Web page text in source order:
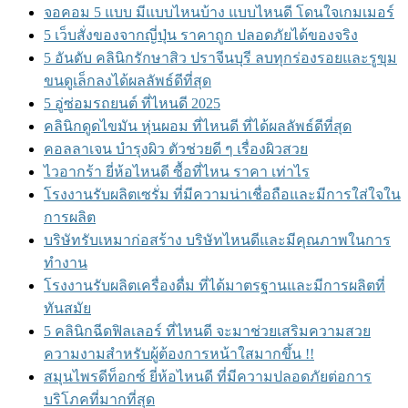
จอคอม 5 แบบ มีแบบไหนบ้าง แบบไหนดี โดนใจเกมเมอร์
5 เว็บสั่งของจากญี่ปุ่น ราคาถูก ปลอดภัยได้ของจริง
5 อันดับ คลินิกรักษาสิว ปราจีนบุรี ลบทุกร่องรอยและรูขุม
ขนดูเล็กลงได้ผลลัพธ์ดีที่สุด
5 อู่ซ่อมรถยนต์ ที่ไหนดี 2025
คลินิกดูดไขมัน หุ่นผอม ที่ไหนดี ที่ได้ผลลัพธ์ดีที่สุด
คอลลาเจน บำรุงผิว ตัวช่วยดี ๆ เรื่องผิวสวย
ไวอากร้า ยี่ห้อไหนดี ซื้อที่ไหน ราคา เท่าไร
โรงงานรับผลิตเซรั่ม ที่มีความน่าเชื่อถือและมีการใส่ใจใน
การผลิต
บริษัทรับเหมาก่อสร้าง บริษัทไหนดีและมีคุณภาพในการ
ทำงาน
โรงงานรับผลิตเครื่องดื่ม ที่ได้มาตรฐานและมีการผลิตที่
ทันสมัย
5 คลินิกฉีดฟิลเลอร์ ที่ไหนดี จะมาช่วยเสริมความสวย
ความงามสำหรับผู้ต้องการหน้าใสมากขึ้น !!
สมุนไพรดีท็อกซ์ ยี่ห้อไหนดี ที่มีความปลอดภัยต่อการ
บริโภคที่มากที่สุด